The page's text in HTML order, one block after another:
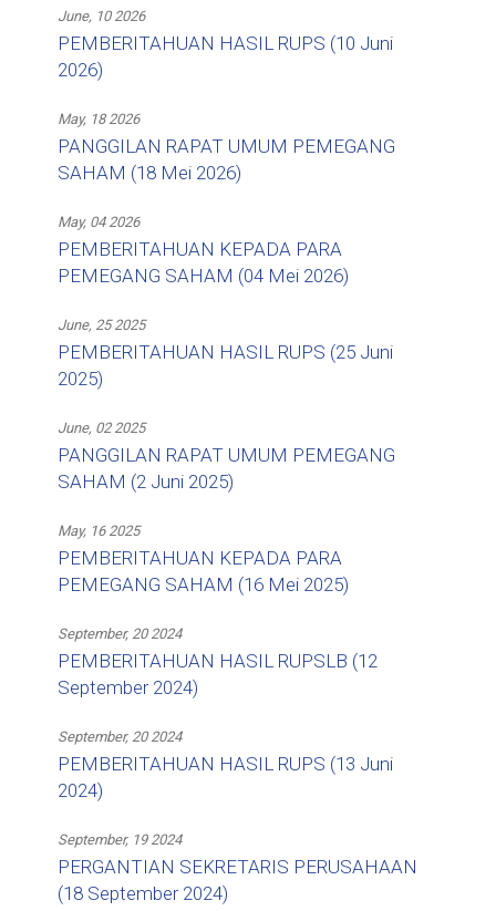
June, 10 2026
PEMBERITAHUAN HASIL RUPS (10 Juni
2026)
May, 18 2026
PANGGILAN RAPAT UMUM PEMEGANG
SAHAM (18 Mei 2026)
May, 04 2026
PEMBERITAHUAN KEPADA PARA
PEMEGANG SAHAM (04 Mei 2026)
June, 25 2025
PEMBERITAHUAN HASIL RUPS (25 Juni
2025)
June, 02 2025
PANGGILAN RAPAT UMUM PEMEGANG
SAHAM (2 Juni 2025)
May, 16 2025
PEMBERITAHUAN KEPADA PARA
PEMEGANG SAHAM (16 Mei 2025)
September, 20 2024
PEMBERITAHUAN HASIL RUPSLB (12
September 2024)
September, 20 2024
PEMBERITAHUAN HASIL RUPS (13 Juni
2024)
September, 19 2024
PERGANTIAN SEKRETARIS PERUSAHAAN
(18 September 2024)